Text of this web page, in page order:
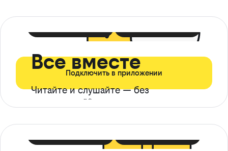
Все вместе
Читайте и слушайте — без
ограничений*
Подключить в приложении